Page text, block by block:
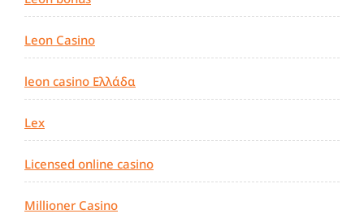
Leon Casino
leon casino Ελλάδα
Lex
Licensed online casino
Millioner Casino